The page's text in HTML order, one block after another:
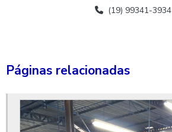
Hidrante de coluna completo
Hidrante custo
(19) 99341-3934
Páginas relacionadas